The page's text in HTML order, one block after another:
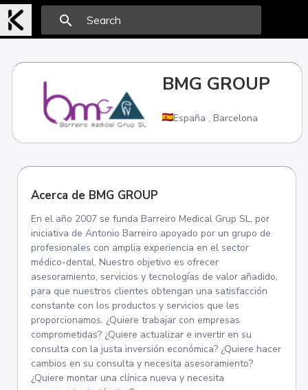
search
BMG GROUP
España , Barcelona
Acerca de BMG GROUP
En el año 2007 se funda Barreiro Medical Grup SL, por
iniciativa de Antonio Barreiro apoyado por un grupo de
profesionales con amplia experiencia en el sector
médico-dental. Nuestro objetivo es ofrecer
asesoramiento, servicios y tecnologías de valor añadido,
para que nuestros clientes obtengan una satisfacción
constante con los productos y servicios que les
proporcionamos. ¿Quiere trabajar con empresas
comprometidas? ¿Quiere actualizar e invertir en su
consulta con la justa inversión económica? ¿Quiere hacer
cambios en su consulta y necesita asesoramiento?
¿Quiere montar una clínica nueva y necesita